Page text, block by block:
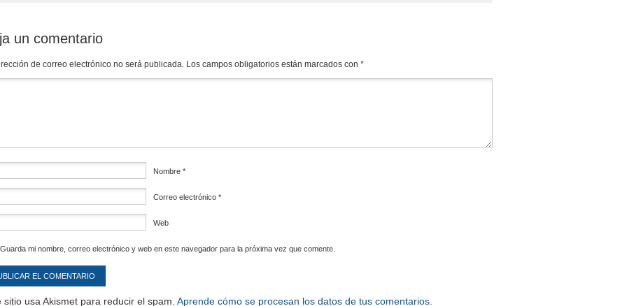
un comentario
de correo electrónico no será publicada. Los campos obligatorios están marcados con *
Nombre *
Correo electrónico *
Web
Guarda mi nombre, correo electrónico y web en este navegador para la próxima vez que comente.
sitio usa Akismet para reducir el spam. Aprende cómo se procesan los datos de tus comentarios.